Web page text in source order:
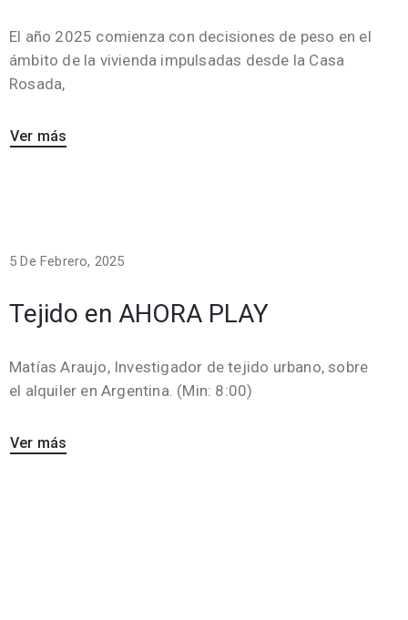
El año 2025 comienza con decisiones de peso en el
ámbito de la vivienda impulsadas desde la Casa
Rosada,
Ver más
5 De Febrero, 2025
Tejido en AHORA PLAY
Matías Araujo, Investigador de tejido urbano, sobre
el alquiler en Argentina. (Min: 8:00)
Ver más